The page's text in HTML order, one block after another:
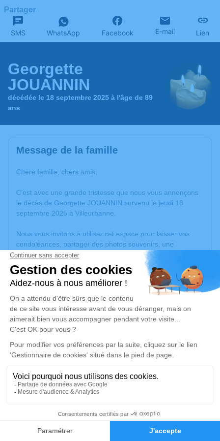
Faire-part Hommages
Partager
SMS WhatsApp Facebook E-mail Lien
Georgette
JOUANNIN
décédée le 18 septembre 2025 à l'âge de 89
ans
Message de la famille
Chère famille, chers amis,
C’est avec une grande tristesse que nous vous annonçons
le décès de Georgette JOUANNIN survenu le jeudi 18
septembre 2025 à Villeurbanne.
Nous vous invitons à utiliser cet espace pour laisser vos
condoléances, partager des photos souvenirs, une
anecdote ou exprimer vos pensées à travers des poèmes
ou des textes. Cet endroit est un lieu d'expression dédié à
honorer la mémoire de Georgette JOUANNIN.
Un service de plantation d’arbre hommage estdisponible
ici.
jeudi 25 septembre 2025 à 14h30
Eglise Saint-Apollinaire de Meximieux
01800 Meximieux